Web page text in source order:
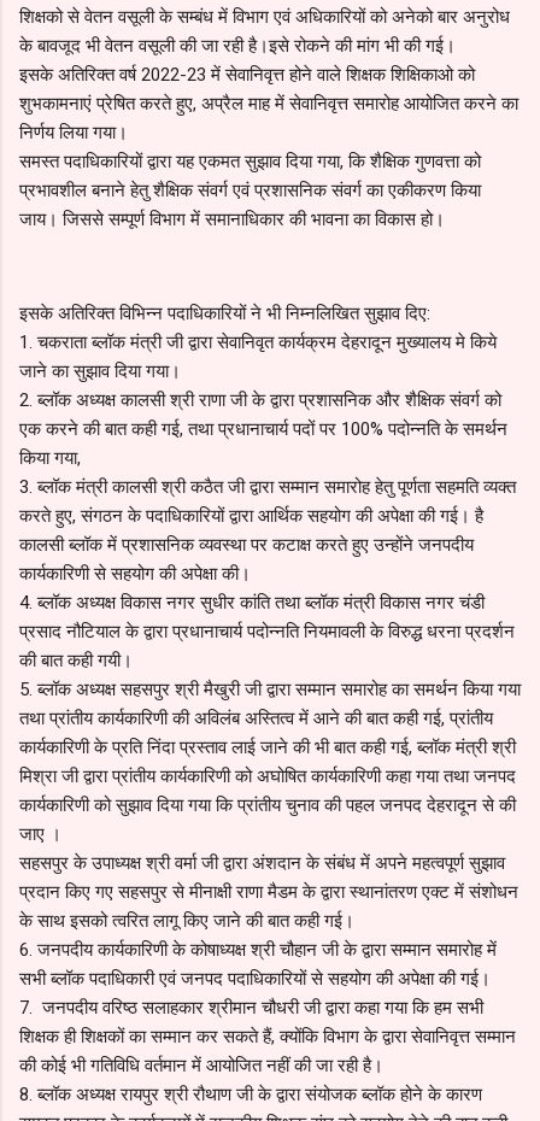
शिक्षको से वेतन वसूली के सम्बंध में विभाग एवं अधिकारियों को अनेको बार अनुरोध
के बावजूद भी वेतन वसूली की जा रही है।इसे रोकने की मांग भी की गई।
इसके अतिरिक्त वर्ष 2022-23 में सेवानिवृत्त होने वाले शिक्षक शिक्षिकाओ को
शुभकामनाएं प्रेषित करते हुए, अप्रैल माह में सेवानिवृत्त समारोह आयोजित करने का
निर्णय लिया गया।
समस्त पदाधिकारियों द्वारा यह एकमत सुझाव दिया गया, कि शैक्षिक गुणवत्ता को
प्रभावशील बनाने हेतु शैक्षिक संवर्ग एवं प्रशासनिक संवर्ग का एकीकरण किया
जाय। जिससे सम्पूर्ण विभाग में समानाधिकार की भावना का विकास हो।
इसके अतिरिक्त विभिन्न पदाधिकारियों ने भी निम्नलिखित सुझाव दिए:
1. चकराता ब्लॉक मंत्री जी द्वारा सेवानिवृत कार्यक्रम देहरादून मुख्यालय मे किये
जाने का सुझाव दिया गया।
2. ब्लॉक अध्यक्ष कालसी श्री राणा जी के द्वारा प्रशासनिक और शैक्षिक संवर्ग को
एक करने की बात कही गई, तथा प्रधानाचार्य पदों पर 100% पदोन्नति के समर्थन
किया गया,
3. ब्लॉक मंत्री कालसी श्री कठैत जी द्वारा सम्मान समारोह हेतु पूर्णता सहमति व्यक्त
करते हुए, संगठन के पदाधिकारियों द्वारा आर्थिक सहयोग की अपेक्षा की गई। है
कालसी ब्लॉक में प्रशासनिक व्यवस्था पर कटाक्ष करते हुए उन्होंने जनपदीय
कार्यकारिणी से सहयोग की अपेक्षा की।
4. ब्लॉक अध्यक्ष विकास नगर सुधीर कांति तथा ब्लॉक मंत्री विकास नगर चंडी
प्रसाद नौटियाल के द्वारा प्रधानाचार्य पदोन्नति नियमावली के विरुद्ध धरना प्रदर्शन
की बात कही गयी।
5. ब्लॉक अध्यक्ष सहसपुर श्री मैखुरी जी द्वारा सम्मान समारोह का समर्थन किया गया
तथा प्रांतीय कार्यकारिणी की अविलंब अस्तित्व में आने की बात कही गई, प्रांतीय
कार्यकारिणी के प्रति निंदा प्रस्ताव लाई जाने की भी बात कही गई, ब्लॉक मंत्री श्री
मिश्रा जी द्वारा प्रांतीय कार्यकारिणी को अघोषित कार्यकारिणी कहा गया तथा जनपद
कार्यकारिणी को सुझाव दिया गया कि प्रांतीय चुनाव की पहल जनपद देहरादून से की
जाए ।
सहसपुर के उपाध्यक्ष श्री वर्मा जी द्वारा अंशदान के संबंध में अपने महत्वपूर्ण सुझाव
प्रदान किए गए सहसपुर से मीनाक्षी राणा मैडम के द्वारा स्थानांतरण एक्ट में संशोधन
के साथ इसको त्वरित लागू किए जाने की बात कही गई।
6. जनपदीय कार्यकारिणी के कोषाध्यक्ष श्री चौहान जी के द्वारा सम्मान समारोह में
सभी ब्लॉक पदाधिकारी एवं जनपद पदाधिकारियों से सहयोग की अपेक्षा की गई।
7. जनपदीय वरिष्ठ सलाहकार श्रीमान चौधरी जी द्वारा कहा गया कि हम सभी
शिक्षक ही शिक्षकों का सम्मान कर सकते हैं, क्योंकि विभाग के द्वारा सेवानिवृत्त सम्मान
की कोई भी गतिविधि वर्तमान में आयोजित नहीं की जा रही है।
8. ब्लॉक अध्यक्ष रायपुर श्री रौथाण जी के द्वारा संयोजक ब्लॉक होने के कारण